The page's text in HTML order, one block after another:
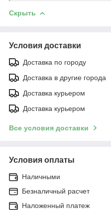
Скрыть
Условия доставки
Доставка по городу
Доставка в другие города
Доставка курьером
Доставка курьером
Все условия доставки
Условия оплаты
Наличными
Безналичный расчет
Наложенный платеж